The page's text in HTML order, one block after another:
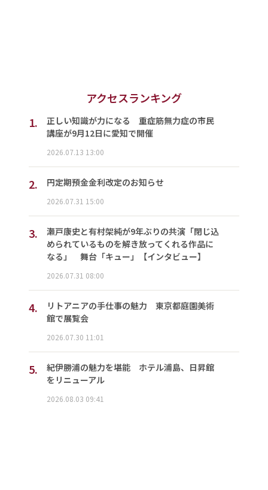
アクセスランキング
1.
正しい知識が力になる 重症筋無力症の市民
講座が9月12日に愛知で開催
2026.07.13 13:00
2. 円定期預金金利改定のお知らせ
2026.07.31 15:00
3.
瀬戸康史と有村架純が9年ぶりの共演「閉じ込
められているものを解き放ってくれる作品に
なる」 舞台「キュー」【インタビュー】
2026.07.31 08:00
4.
リトアニアの手仕事の魅力 東京都庭園美術
館で展覧会
2026.07.30 11:01
5.
紀伊勝浦の魅力を堪能 ホテル浦島、日昇館
をリニューアル
2026.08.03 09:41